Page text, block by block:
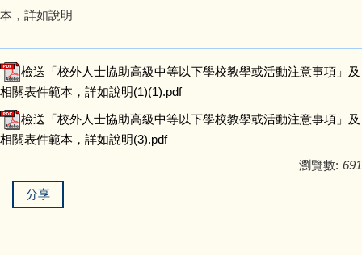
家庭教育專區
防災教育專區
人事專區
本，詳如說明
檢送「校外人士協助高級中等以下學校教學或活動注意事項」及
相關表件範本，詳如說明(1)(1).pdf
檢送「校外人士協助高級中等以下學校教學或活動注意事項」及
相關表件範本，詳如說明(3).pdf
瀏覽數: 691
分享